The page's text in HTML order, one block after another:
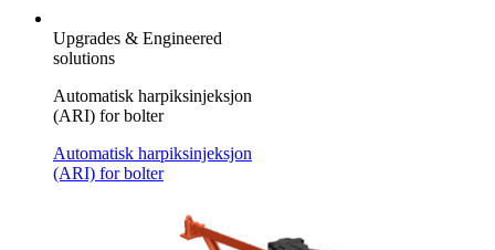
Upgrades & Engineered
solutions
Automatisk harpiksinjeksjon
(ARI) for bolter
Automatisk harpiksinjeksjon
(ARI) for bolter